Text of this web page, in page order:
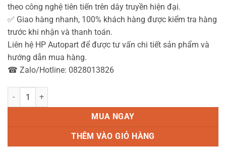
theo công nghệ tiên tiến trên dây truyền hiện đại.
✅ Giao hàng nhanh, 100% khách hàng được kiểm tra hàng
trước khi nhận và thanh toán.
Liên hệ HP Autopart để được tư vấn chi tiết sản phẩm và
hướng dẫn mua hàng.
☎ Zalo/Hotline: 0828013826
Má phanh sau Accent Chính hãng 2012-2023 số lượng
MUA NGAY
THÊM VÀO GIỎ HÀNG